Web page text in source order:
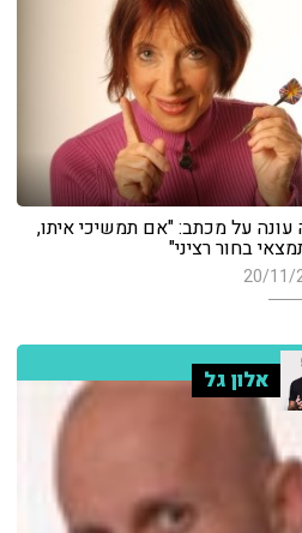
עונה על מכתב: "אם תמשיכי איתו,
בחור רציני"
20/11/
אלון גל